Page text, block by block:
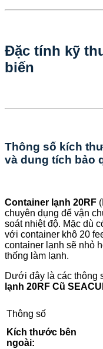
Đặc tính kỹ
biến
Thông số kích
và dung tích bảo
Container lạnh 20RF
chuyên dụng để vận
soát nhiệt độ. Mặc dù
với container khô 20
container lạnh sẽ nhỏ
thống làm lạnh.
Dưới đây là các thông
lạnh 20RF Cũ
Thông số
Kích thước bên
ngoài: